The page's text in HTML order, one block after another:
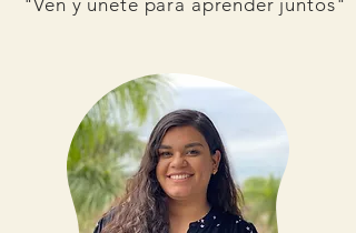
"Ven y únete para aprender juntos"